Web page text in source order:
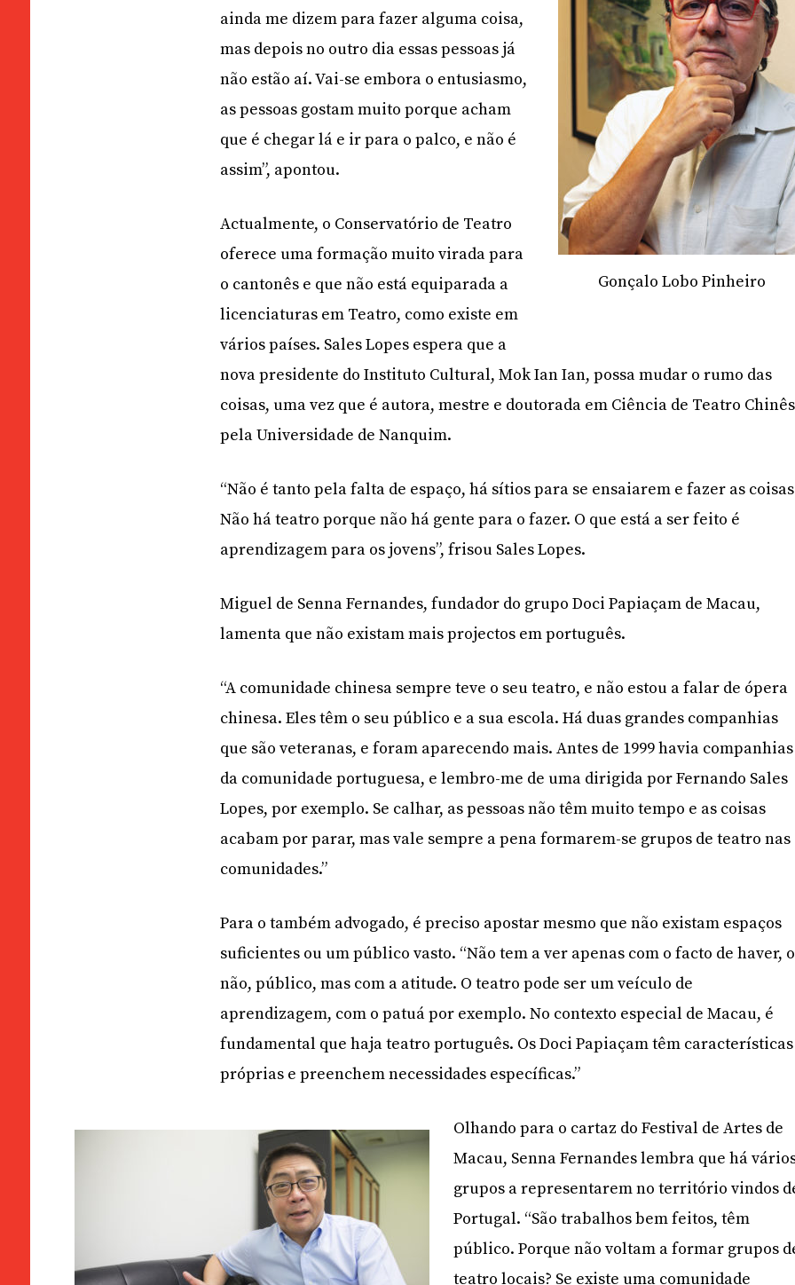
Gonçalo Lobo Pinheiro
ainda me dizem para fazer alguma coisa,
mas depois no outro dia essas pessoas já
não estão aí. Vai-se embora o entusiasmo,
as pessoas gostam muito porque acham
que é chegar lá e ir para o palco, e não é
assim”, apontou.
Actualmente, o Conservatório de Teatro
oferece uma formação muito virada para
o cantonês e que não está equiparada a
licenciaturas em Teatro, como existe em
vários países. Sales Lopes espera que a
nova presidente do Instituto Cultural, Mok Ian Ian, possa mudar o rumo das
coisas, uma vez que é autora, mestre e doutorada em Ciência de Teatro Chinês
pela Universidade de Nanquim.
“Não é tanto pela falta de espaço, há sítios para se ensaiarem e fazer as
Não há teatro porque não há gente para o fazer. O que está a ser feito é
aprendizagem para os jovens”, frisou Sales Lopes.
Miguel de Senna Fernandes, fundador do grupo Doci Papiaçam de Macau,
lamenta que não existam mais projectos em português.
“A comunidade chinesa sempre teve o seu teatro, e não estou a falar de ópera
chinesa. Eles têm o seu público e a sua escola. Há duas grandes companhias
que são veteranas, e foram aparecendo mais. Antes de 1999 havia companhias
da comunidade portuguesa, e lembro-me de uma dirigida por Fernando Sales
Lopes, por exemplo. Se calhar, as pessoas não têm muito tempo e as coisas
acabam por parar, mas vale sempre a pena formarem-se grupos de teatro nas
comunidades.”
Para o também advogado, é preciso apostar mesmo que não existam espaços
suficientes ou um público vasto. “Não tem a ver apenas com o facto de haver,
não, público, mas com a atitude. O teatro pode ser um veículo de
aprendizagem, com o patuá por exemplo. No contexto especial de Macau, é
fundamental que haja teatro português. Os Doci Papiaçam têm características
próprias e preenchem necessidades específicas.”
Olhando para o cartaz do Festival de Artes de
Macau, Senna Fernandes lembra que há
grupos a representarem no território vindos
Portugal. “São trabalhos bem feitos, têm
público. Porque não voltam a formar grupos
teatro locais? Se existe uma comunidade